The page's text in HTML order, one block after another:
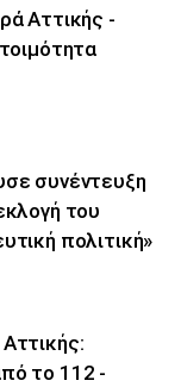
Αττικής -
συνέντευξη
του
πολιτική»
το 112 -